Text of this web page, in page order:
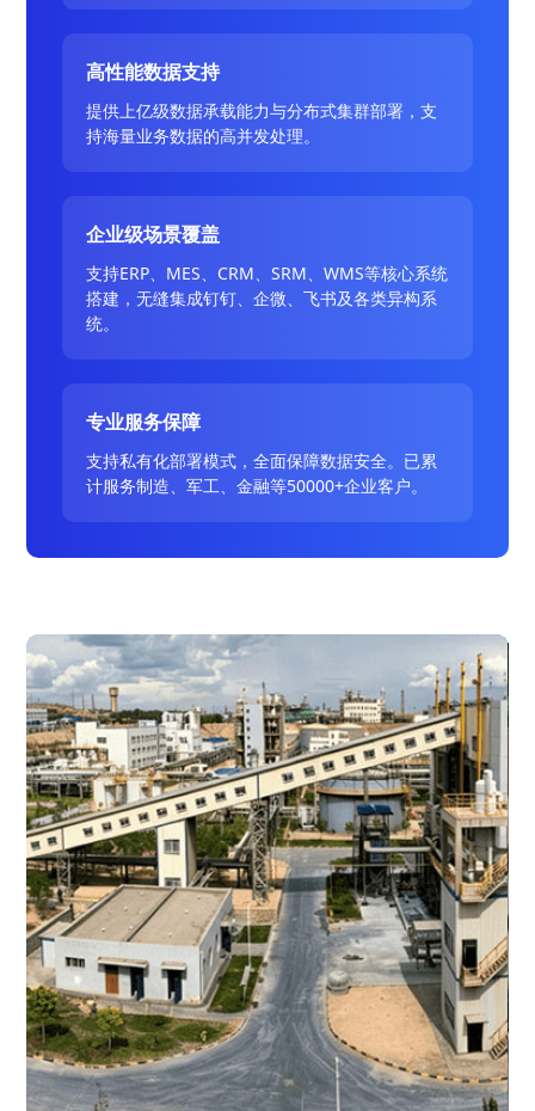
高性能数据支持
提供上亿级数据承载能力与分布式集群部署，支
持海量业务数据的高并发处理。
企业级场景覆盖
支持ERP、MES、CRM、SRM、WMS等核心系统
搭建，无缝集成钉钉、企微、飞书及各类异构系
统。
专业服务保障
支持私有化部署模式，全面保障数据安全。已累
计服务制造、军工、金融等50000+企业客户。